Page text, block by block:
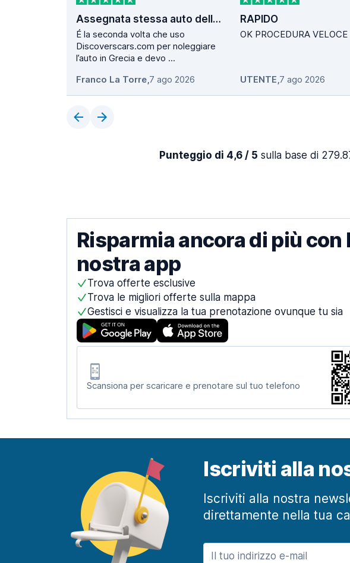
Assegnata stessa auto della prenotazione. Operazioni di ritiro e consegna velocissime.
É la seconda volta che uso
Discoverscars.com per noleggiare
l’auto in Grecia e devo ...
Franco La Torre,7 ago 2026
RAPIDO
OK PROCEDURA VELOCE
UTENTE,7 ago 2026
Punteggio di 4,6 / 5 sulla base di
Risparmia ancora di più con
nostra app
Trova offerte esclusive
Trova le migliori offerte sulla mappa
Gestisci e visualizza la tua prenotazione ovunque tu sia
Scansiona per scaricare e prenotare sul tuo telefono
Iscriviti alla
Iscriviti alla nostra
direttamente nella tua